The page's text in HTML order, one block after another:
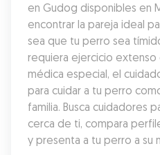
en Gudog disponibles en
encontrar la pareja ideal
sea que tu perro sea
requiera ejercicio
médica especial, el
para cuidar a tu perro
familia. Busca cuidadores
cerca de ti, compara
y presenta a tu perro a su